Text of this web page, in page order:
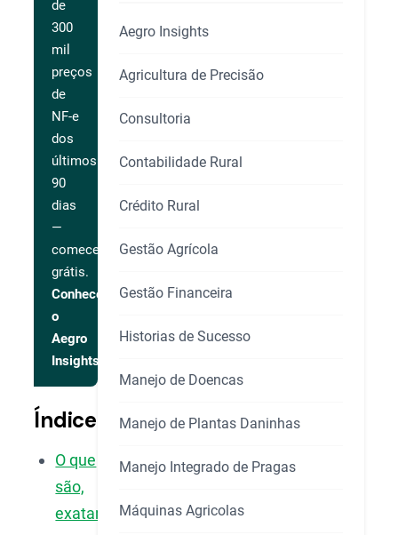
de
300
mil
preços
de
NF-e
dos
últimos
90
dias
—
comece
grátis.
Conhecer
o
Aegro
Insights
Índice
O que
são,
exatamente,
Aegro Insights
Agricultura de Precisão
Consultoria
Contabilidade Rural
Crédito Rural
Gestão Agrícola
Gestão Financeira
Historias de Sucesso
Manejo de Doencas
Manejo de Plantas Daninhas
Manejo Integrado de Pragas
Máquinas Agricolas